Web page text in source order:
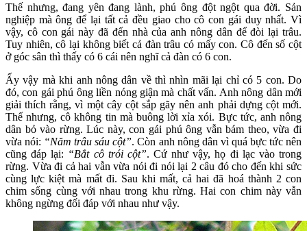
Thế nhưng, đang yên đang lành, phú ông đột ngột qua đời. Sản
nghiệp mà ông để lại tất cả đều giao cho cô con gái duy nhất. Vì
vậy, cô con gái này đã đến nhà của anh nông dân để đòi lại trâu.
Tuy nhiên, cô lại không biết cả đàn trâu có mấy con. Cô đến số cột
ở góc sân thì thấy có 6 cái nên nghĩ cả đàn có 6 con.
Ấy vậy mà khi anh nông dân về thì nhìn mãi lại chỉ có 5 con. Do
đó, con gái phú ông liền nóng giận mà chất vấn. Anh nông dân mới
giải thích rằng, vì một cây cột sắp gãy nên anh phải dựng cột mới.
Thế nhưng, cô không tin mà buông lời xỉa xói. Bực tức, anh nông
dân bỏ vào rừng. Lúc này, con gái phú ông vẫn bám theo, vừa đi
vừa nói: “Năm trâu sáu cột”. Còn anh nông dân vì quá bực tức nên
cũng đáp lại: “Bắt cô trói cột”. Cứ như vậy, họ đi lạc vào trong
rừng. Vừa đi cả hai vẫn vừa nói đi nói lại 2 câu đó cho đến khi sức
cùng lực kiệt mà mất đi. Sau khi mất, cả hai đã hoá thành 2 con
chim sống cùng với nhau trong khu rừng. Hai con chim này vẫn
không ngừng đối đáp với nhau như vậy.